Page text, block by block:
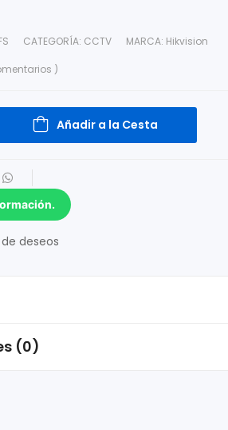
CATEGORÍA: CCTV MARCA: Hikvision
)
Añadir a la Cesta
deseos
(0)